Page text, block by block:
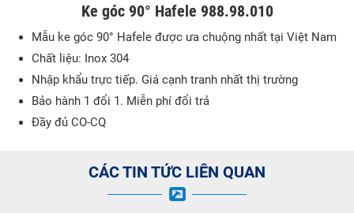
Ke góc 90° Hafele 988.98.010
Mẫu ke góc 90° Hafele được ưa chuộng nhất tại Việt Nam
Chất liệu: Inox 304
Nhập khẩu trực tiếp. Giá cạnh tranh nhất thị trường
Bảo hành 1 đổi 1. Miễn phí đổi trả
Đầy đủ CO-CQ
CÁC TIN TỨC LIÊN QUAN